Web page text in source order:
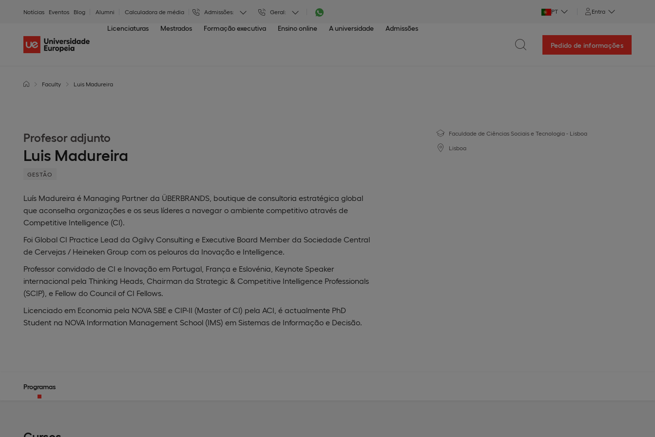
Notícias Eventos Blog Alumni Calculadora de média Admissões: Geral: PT Entra
Licenciaturas Mestrados Formação executiva Ensino online A universidade Admissões
Pedido de informações
Faculty Luis Madureira
Faculdade de Ciências Sociais e Tecnologia - Lisboa
Lisboa
Profesor adjunto
Luis Madureira
GESTÃO
Luís Madureira é Managing Partner da ÜBERBRANDS, boutique de consultoria estratégica global
que aconselha organizações e os seus líderes a navegar o ambiente competitivo através de
Competitive Intelligence (CI).
Foi Global CI Practice Lead da Ogilvy Consulting e Executive Board Member da Sociedade Central
de Cervejas / Heineken Group com os pelouros da Inovação e Intelligence.
Professor convidado de CI e Inovação em Portugal, França e Eslovénia, Keynote Speaker
internacional pela Thinking Heads, Chairman da Strategic & Competitive Intelligence Professionals
(SCIP), e Fellow do Council of CI Fellows.
Licenciado em Economia pela NOVA SBE e CIP-II (Master of CI) pela ACI, é actualmente PhD
Student na NOVA Information Management School (IMS) em Sistemas de Informação e Decisão.
Programas